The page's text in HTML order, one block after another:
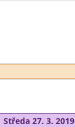
Středa 27. 3. 2019